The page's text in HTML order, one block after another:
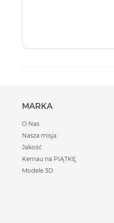
MARKA
O Nas
Nasza misja
Jakość
Kernau na PIĄTKĘ
Modele 3D